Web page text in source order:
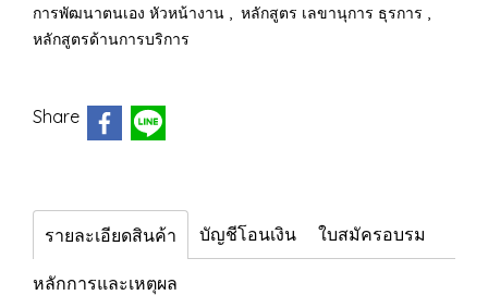
การพัฒนาตนเอง หัวหน้างาน , หลักสูตร เลขานุการ ธุรการ ,
หลักสูตรด้านการบริการ
Share
รายละเอียดสินค้า บัญชีโอนเงิน ใบสมัครอบรม
หลักการและเหตุผล